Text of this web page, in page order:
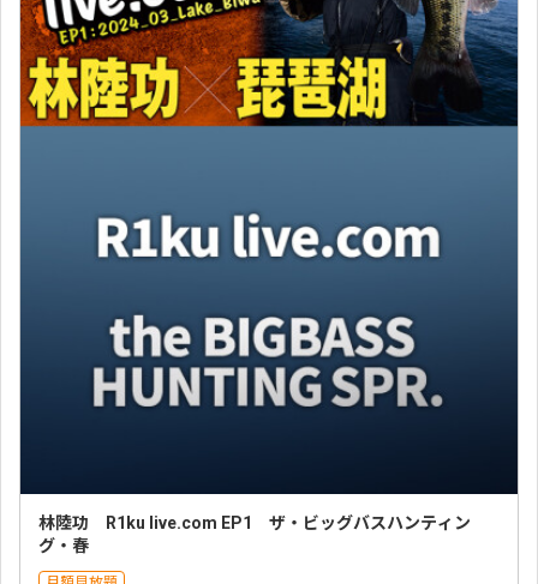
林陸功 R1ku live.com EP1 ザ・ビッグバスハンティン
グ・春